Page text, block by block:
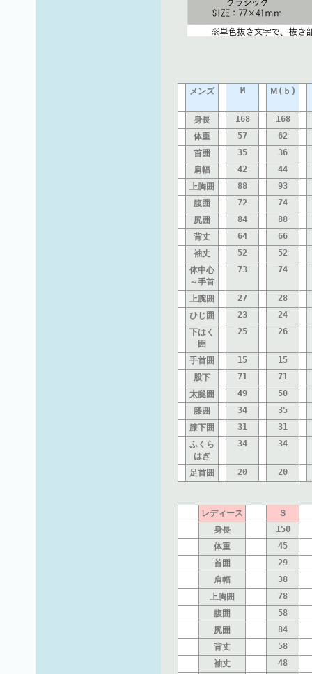
メンズ M Ｍ(ｂ)
身長 168
168
体重
57
62
首囲
35
36
肩幅
42
44
上胸囲
88
93
腹囲
72
74
尻囲
84
88
背丈
64
66
袖丈
52
52
体中心
～手首
73 74
上腕囲 27
28
ひじ囲
23
24
下はく
囲
25 26
手首囲 15
15
股下
71
71
太腿囲
49
50
膝囲
34
35
膝下囲
31
31
ふくら
はぎ
34 34
足首囲 20 20
レディース
Ｓ
身長
150
体重
45
首囲
29
肩幅
38
上胸囲
78
腹囲
58
尻囲
84
背丈
58
袖丈
48